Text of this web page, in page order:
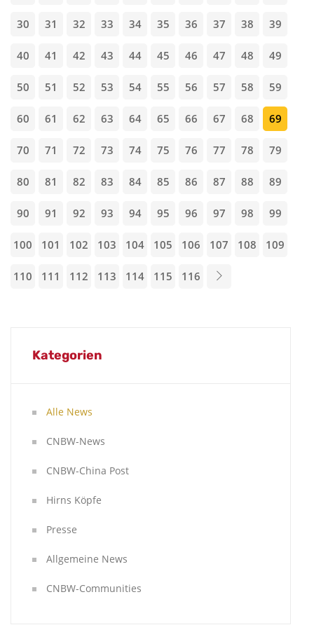
30 31 32 33 34 35 36 37 38 39
40 41 42 43 44 45 46 47 48 49
50 51 52 53 54 55 56 57 58 59
60 61 62 63 64 65 66 67 68 69
70 71 72 73 74 75 76 77 78 79
80 81 82 83 84 85 86 87 88 89
90 91 92 93 94 95 96 97 98 99
100 101 102 103 104 105 106 107 108 109
110 111 112 113 114 115 116
Kategorien
Alle News
CNBW-News
CNBW-China Post
Hirns Köpfe
Presse
Allgemeine News
CNBW-Communities